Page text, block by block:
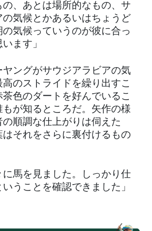
の、あとは場所的なもの、サ
の気候とかあるいはちょうど
気候っていうのが彼に合っ
ます」
ヤングがサウジアラビアの気
のストライドを繰り出すこ
茶色のダートを好んでいるこ
もが知るところだ。矢作の様
順調な仕上がりは伺えた
はそれをさらに裏付けるもの
に馬を見ました。しっかり仕
うことを確認できました」